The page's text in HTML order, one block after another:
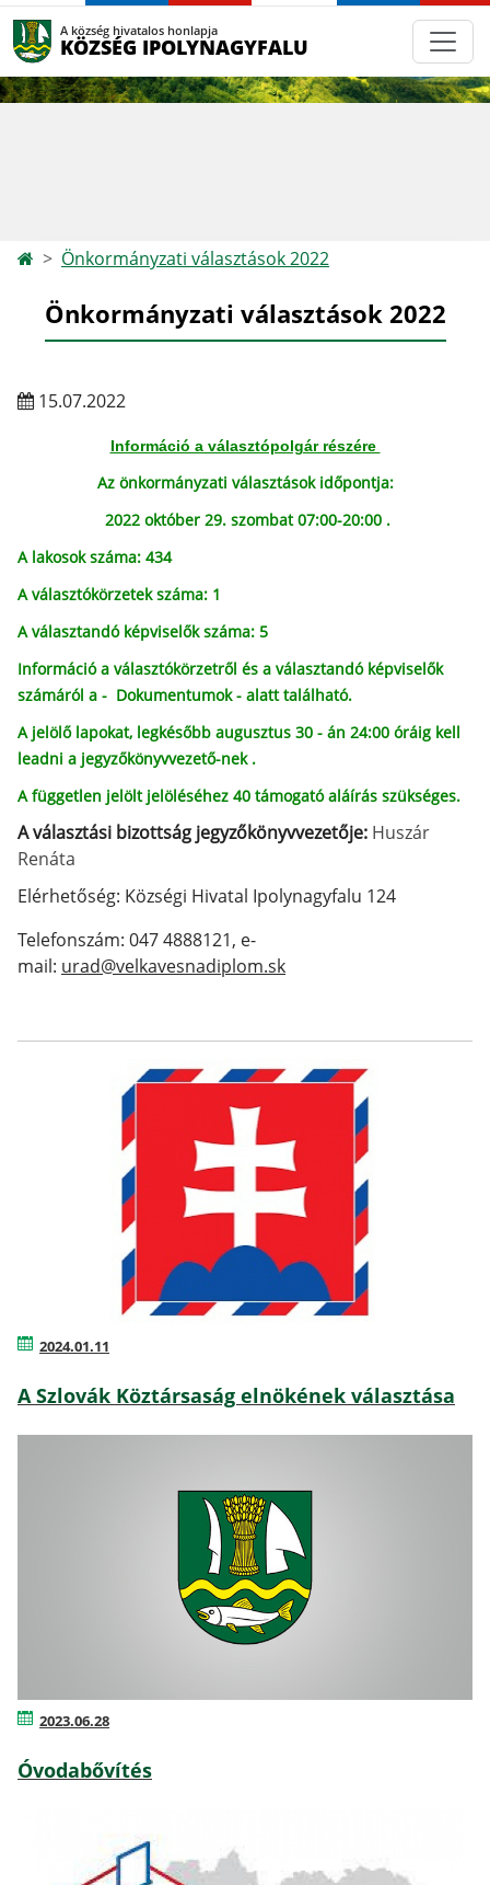
A község hivatalos honlapja
KÖZSÉG IPOLYNAGYFALU
Önkormányzati választások 2022
Önkormányzati választások 2022
15.07.2022
Információ a választópolgár részére
Az önkormányzati választások időpontja:
2022 október 29. szombat07:00-20:00 .
A lakosok száma: 434
A választókörzetek száma: 1
A választandó képviselők száma: 5
Információ a választókörzetről és a választandó képviselők
számáról a - Dokumentumok - alatt található.
A jelölő lapokat, legkésőbb augusztus 30 - án 24:00 óráig kell
leadni a jegyzőkönyvvezető-nek .
A független jelölt jelöléséhez 40 támogató aláírás szükséges.
A választási bizottság jegyzőkönyvvezetője: Huszár
Renáta
Elérhetőség: Községi Hivatal Ipolynagyfalu 124
Telefonszám: 047 4888121, e-
mail: urad@velkavesnadiplom.sk
2024.01.11
A Szlovák Köztársaság elnökének választása
2023.06.28
Óvodabővítés